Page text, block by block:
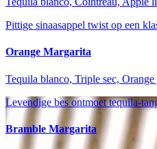
Pittige sinaasappel twist op een
Orange Margarita
Tequila blanco, Triple sec,
Levendige bes ontmoet tequila-
Bramble Margarita